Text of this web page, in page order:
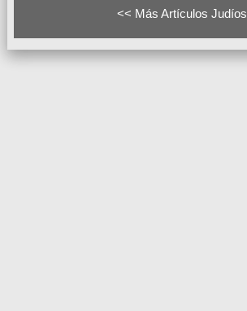
<< Más Artículos Judíos